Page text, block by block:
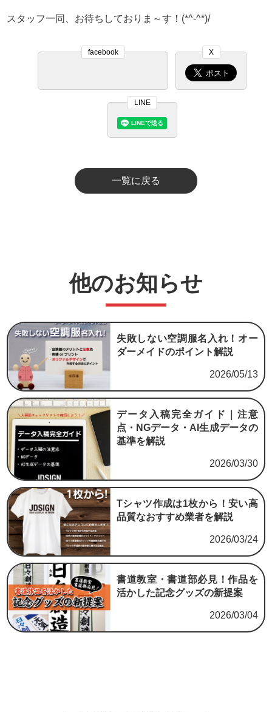
スタッフ一同、お待ちしておりま～す！(*^-^*)/
facebook X
LINE
一覧に戻る
他のお知らせ
失敗しない空調服名入れ！オー
ダーメイドのポイント解説
2026/05/13
データ入稿完全ガイド｜注意
点・NGデータ・AI生成データの
基準を解説
2026/03/30
Tシャツ作成は1枚から！安い高
品質なおすすめ業者を解説
2026/03/24
書道教室・書道部必見！作品を
活かした記念グッズの新提案
2026/03/04